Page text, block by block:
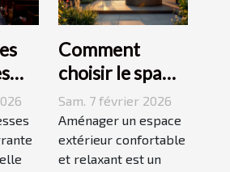
Comment
choisir le spa
idéal pour
votre espace
extérieur ?
Sam. 7 février 2026
Aménager un espace
extérieur confortable
et relaxant est un